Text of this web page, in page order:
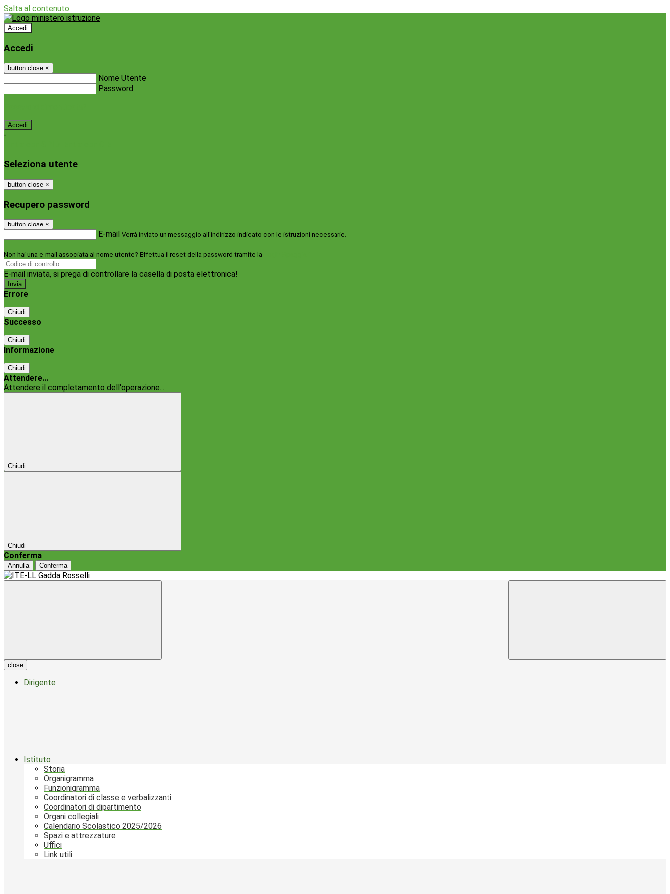
Salta al contenuto
Accedi
Accedi
button close ×
Nome Utente
Password
-
Seleziona utente
button close ×
Recupero password
button close ×
E-mail Verrà inviato un messaggio all'indirizzo indicato con le istruzioni necessarie.
Non hai una e-mail associata al nome utente? Effettua il reset della password tramite la
E-mail inviata, si prega di controllare la casella di posta elettronica!
Errore
Chiudi
Successo
Chiudi
Informazione
Chiudi
Attendere...
Attendere il completamento dell'operazione...
Chiudi
Chiudi
Conferma
Annulla Conferma
close
Dirigente
Istituto
Storia
Organigramma
Funzionigramma
Coordinatori di classe e verbalizzanti
Coordinatori di dipartimento
Organi collegiali
Calendario Scolastico 2025/2026
Spazi e attrezzature
Uffici
Link utili